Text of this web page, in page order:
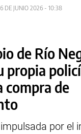
DE JUNIO 2026 - 10:38
de Río
propia
compra de
por el